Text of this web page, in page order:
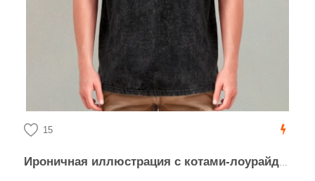
15
Ироничная иллюстрация с котами-лоурайдерами